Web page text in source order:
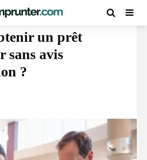
un prêt
sans avis
?